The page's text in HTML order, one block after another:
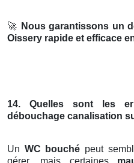
🚀 Nous garantissons un
Oissery rapide et efficace
14. Quelles sont les
débouchage canalisation
Un WC bouché peut
gérer, mais certaines